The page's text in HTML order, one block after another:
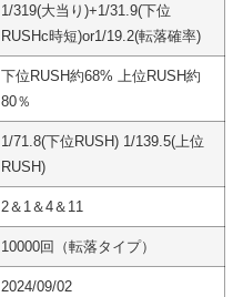
1/319(大当り)+1/31.9(下位
RUSHc時短)or1/19.2(転落確率)
下位RUSH約68% 上位RUSH約
80％
1/71.8(下位RUSH) 1/139.5(上位
RUSH)
2＆1＆4＆11
10000回（転落タイプ）
2024/09/02